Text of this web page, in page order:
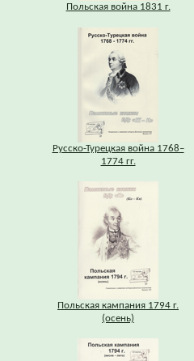
Польская война 1831 г.
Русско-Турецкая война 1768–
1774 гг.
Польская кампания 1794 г.
(осень)